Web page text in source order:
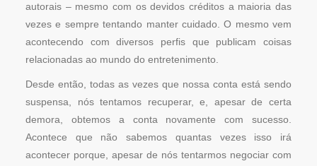
autorais – mesmo com os devidos créditos a maioria das
vezes e sempre tentando manter cuidado. O mesmo vem
acontecendo com diversos perfis que publicam coisas
relacionadas ao mundo do entretenimento.
Desde então, todas as vezes que nossa conta está sendo
suspensa, nós tentamos recuperar, e, apesar de certa
demora, obtemos a conta novamente com sucesso.
Acontece que não sabemos quantas vezes isso irá
acontecer porque, apesar de nós tentarmos negociar com